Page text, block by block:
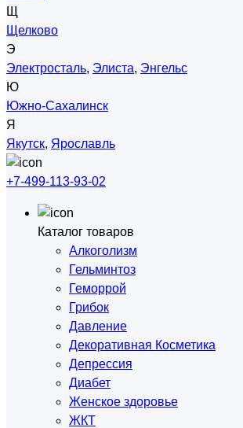
Щ
Щелково
Э
Электросталь, Элиста, Энгельс
Ю
Южно-Сахалинск
Я
Якутск, Ярославль
+7-499-113-93-02
Каталог товаров
Алкоголизм
Гельминтоз
Геморрой
Грибок
Давление
Декоративная Косметика
Депрессия
Диабет
Женское здоровье
ЖКТ